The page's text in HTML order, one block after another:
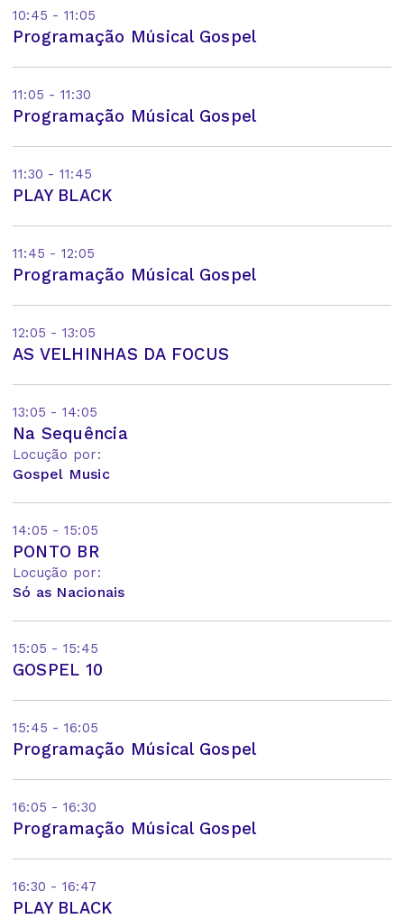
10:45 - 11:05
Programação Músical Gospel
11:05 - 11:30
Programação Músical Gospel
11:30 - 11:45
PLAY BLACK
11:45 - 12:05
Programação Músical Gospel
12:05 - 13:05
AS VELHINHAS DA FOCUS
13:05 - 14:05
Na Sequência
Locução por:
Gospel Music
14:05 - 15:05
PONTO BR
Locução por:
Só as Nacionais
15:05 - 15:45
GOSPEL 10
15:45 - 16:05
Programação Músical Gospel
16:05 - 16:30
Programação Músical Gospel
16:30 - 16:47
PLAY BLACK